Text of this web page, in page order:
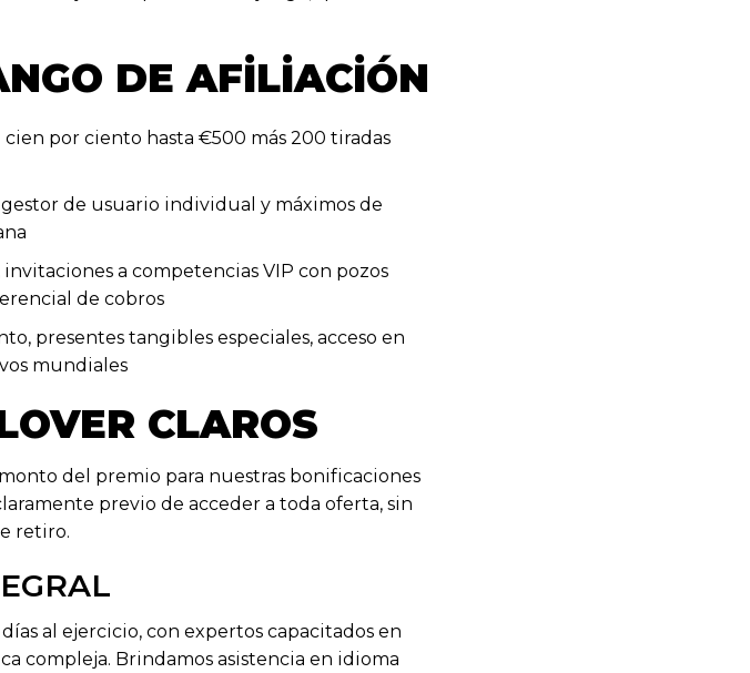
DE AFILIACIÓN
por ciento hasta €500 más 200 tiradas
de usuario individual y máximos de
a competencias VIP con pozos
de cobros
presentes tangibles especiales, acceso en
mundiales
CLAROS
del premio para nuestras bonificaciones
previo de acceder a toda oferta, sin
retiro.
al ejercicio, con expertos capacitados en
compleja. Brindamos asistencia en idioma